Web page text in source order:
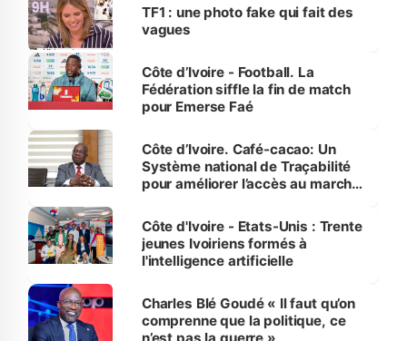
sur la scène internationale »
TF1 : une photo fake qui fait des
vagues
Côte d’Ivoire - Football. La
Fédération siffle la fin de match
pour Emerse Faé
Côte d’Ivoire. Café-cacao: Un
Système national de Traçabilité
pour améliorer l’accès au marché
Côte d'Ivoire - Etats-Unis : Trente
jeunes Ivoiriens formés à
l'intelligence artificielle
Charles Blé Goudé « Il faut qu’on
comprenne que la politique, ce